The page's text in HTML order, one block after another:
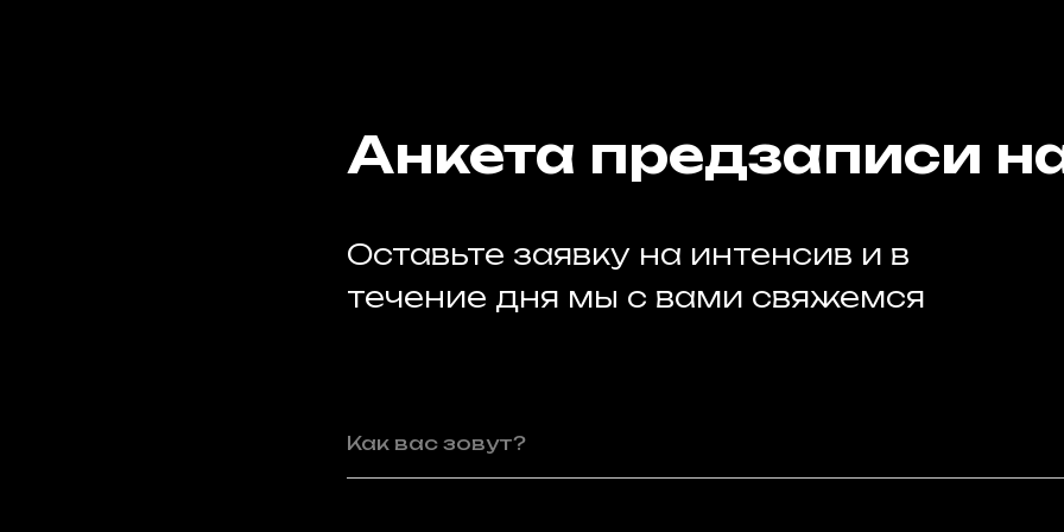
Анкета предзаписи
Оставьте заявку на интенсив и в
течение дня мы с вами свяжемся